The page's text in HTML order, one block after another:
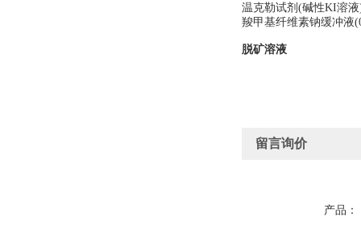
温克勒试剂(碱性KI溶
羧甲基纤维素钠缓冲液
脱矿溶液
留言询价
产品：